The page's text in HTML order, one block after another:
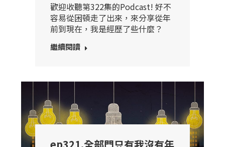
歡迎收聽第322集的Podcast! 好不
容易從困頓走了出來，來分享從年
前到現在，我是經歷了些什麼？
繼續閱讀